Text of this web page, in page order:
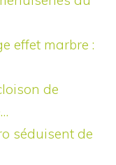
effet marbre :
de
séduisent de